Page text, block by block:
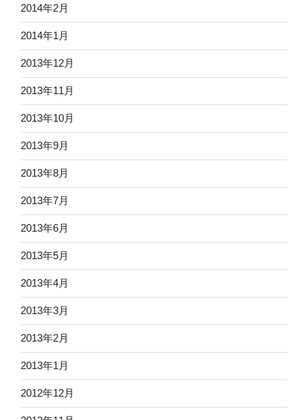
2014年2月
2014年1月
2013年12月
2013年11月
2013年10月
2013年9月
2013年8月
2013年7月
2013年6月
2013年5月
2013年4月
2013年3月
2013年2月
2013年1月
2012年12月